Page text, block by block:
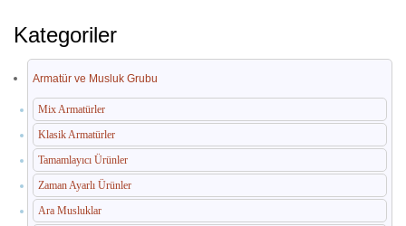
İç Mekan Çöp Kovaları
Dış Mekan Çöp Kovaları
Küllükler ve Sigara Atık Üniteleri
El Kurutma Makineleri
🔐 En Güvenilir Adres
Fotoselli Kağıt Havluluklar
Kategoriler
Armatür ve Musluk Grubu
Mix Armatürler
Klasik Armatürler
Tamamlayıcı Ürünler
Zaman Ayarlı Ürünler
Ara Musluklar